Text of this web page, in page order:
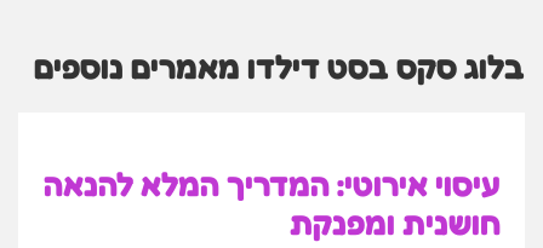
בלוג סקס בסט דילדו מאמרים נוספים
עיסוי אירוטי: המדריך המלא להנאה
חושנית ומפנקת